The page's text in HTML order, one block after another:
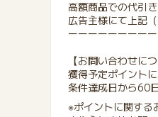
高額商品での代引
広告主様にて上記
ーーーーーーーー
【お問い合わせにつ
獲得予定ポイント
条件達成日から60
※ポイントに関する